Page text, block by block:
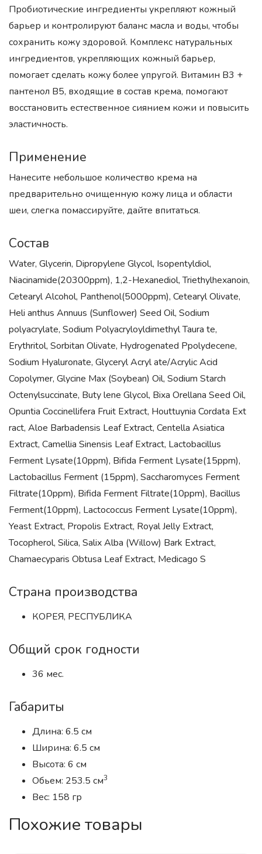
Пробиотические ингредиенты укрепляют кожный
барьер и контролируют баланс масла и воды, чтобы
сохранить кожу здоровой. Комплекс натуральных
ингредиентов, укрепляющих кожный барьер,
помогает сделать кожу более упругой. Витамин B3 +
пантенол B5, входящие в состав крема, помогают
восстановить естественное сиянием кожи и повысить
эластичность.
Применение
Нанесите небольшое количество крема на
предварительно очищенную кожу лица и области
шеи, слегка помассируйте, дайте впитаться.
Состав
Water, Glycerin, Dipropylene Glycol, Isopentyldiol,
Niacinamide(20300ppm), 1,2-Hexanediol, Triethylhexanoin,
Cetearyl Alcohol, Panthenol(5000ppm), Cetearyl Olivate,
Heli anthus Annuus (Sunflower) Seed Oil, Sodium
polyacrylate, Sodium Polyacryloyldimethyl Taura te,
Erythritol, Sorbitan Olivate, Hydrogenated Ppolydecene,
Sodium Hyaluronate, Glyceryl Acryl ate/Acrylic Acid
Copolymer, Glycine Max (Soybean) Oil, Sodium Starch
Octenylsuccinate, Buty lene Glycol, Bixa Orellana Seed Oil,
Opuntia Coccinellifera Fruit Extract, Houttuynia Cordata Ext
ract, Aloe Barbadensis Leaf Extract, Centella Asiatica
Extract, Camellia Sinensis Leaf Extract, Lactobacillus
Ferment Lysate(10ppm), Bifida Ferment Lysate(15ppm),
Lactobacillus Ferment (15ppm), Saccharomyces Ferment
Filtrate(10ppm), Bifida Ferment Filtrate(10ppm), Bacillus
Ferment(10ppm), Lactococcus Ferment Lysate(10ppm),
Yeast Extract, Propolis Extract, Royal Jelly Extract,
Tocopherol, Silica, Salix Alba (Willow) Bark Extract,
Chamaecyparis Obtusa Leaf Extract, Medicago S
Страна производства
КОРЕЯ, РЕСПУБЛИКА
Общий срок годности
36 мес.
Габариты
Длина: 6.5 см
Ширина: 6.5 см
Высота: 6 см
Обьем: 253.5 см3
Вес: 158 гр
Похожие товары